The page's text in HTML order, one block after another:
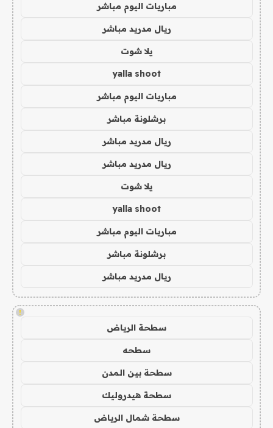
مباريات اليوم مباشر
ريال مدريد مباشر
يلا شوت
yalla shoot
مباريات اليوم مباشر
برشلونة مباشر
ريال مدريد مباشر
ريال مدريد مباشر
يلا شوت
yalla shoot
مباريات اليوم مباشر
برشلونة مباشر
ريال مدريد مباشر
!
سطحة الرياض
سطحه
سطحة بين المدن
سطحة هيدروليك
سطحة شمال الرياض